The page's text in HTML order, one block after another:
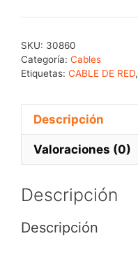
SKU: 30860
Categoría: Cables
Etiquetas: CABLE DE RED,
Descripción
Valoraciones (0)
Descripción
Descripción